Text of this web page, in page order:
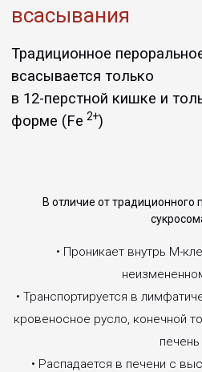
всасывания
Традиционное
всасывается только
в 12-перстной кишке и
форме (Fe 2+)
В отличие от традиционного
• Проникает внутрь М-
• Транспортируется в
кровеносное русло, конечной
печень
• Распадается в печени с